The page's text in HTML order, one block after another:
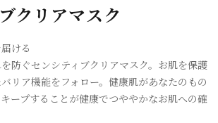
クリアマスク
ける
防ぐセンシティブクリアマスク。お肌を保護
リア機能をフォロー。健康肌があなたのもの
ープすることが健康でつややかなお肌への確